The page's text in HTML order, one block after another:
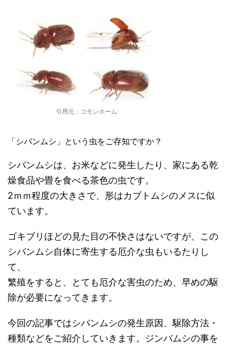
引用元：コモンホーム
「シバンムシ」という虫をご存知ですか？
シバンムシは、お米などに発生したり、家にある乾
燥食品や畳を食べる茶色の虫です。
2ｍｍ程度の大きさで、形はカブトムシのメスに似
ています。
ゴキブリほどの見た目の不快さはないですが、この
シバンムシ自体に寄生する厄介な虫もいるたりし
て、
繁殖をすると、とても厄介な害虫のため、早めの駆
除が必要になってきます。
今回の記事ではシバンムシの発生原因、駆除方法・
種類などをご紹介していきます。ジンバムシの事を